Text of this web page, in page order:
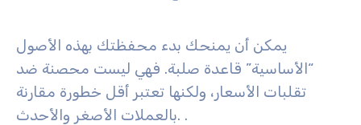
يمكن أن يمنحك بدء محفظتك بهذه الأصول
“الأساسية” قاعدة صلبة. فهي ليست محصنة ضد
تقلبات الأسعار، ولكنها تعتبر أقل خطورة مقارنة
بالعملات الأصغر والأحدث. .